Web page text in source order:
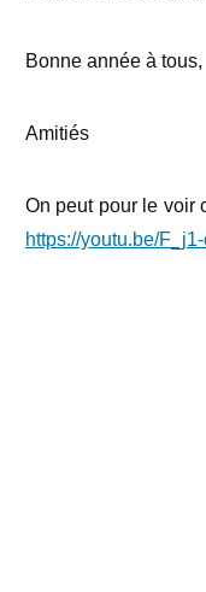
Bonne année à tous,
Amitiés
On peut pour le voir
https://youtu.be/